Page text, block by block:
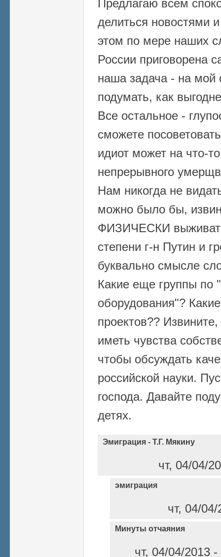
Предлагаю всем
делиться новостями
этом по мере наших
России приговорена
наша задача - на мой
подумать, как
Все остальное -
сможете
идиот может на что-
непрерывного
Нам никогда не
можно было бы,
ФИЗИЧЕСКИ
степени г-н Путин и
буквально смысле
Какие еще группы по
оборудования"?
проектов??
иметь чувства
чтобы обсуждать
российской науки.
господа. Давайте
детях.
Эмиграция - Т.Г. Мякину
чт, 04/04/
эмиграция
чт, 04/
Минуты отчаяния
чт, 04/04/2013